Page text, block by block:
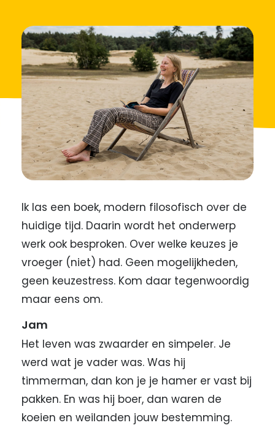
Ik las een boek, modern filosofisch over de
huidige tijd. Daarin wordt het onderwerp
werk ook besproken. Over welke keuzes je
vroeger (niet) had. Geen mogelijkheden,
geen keuzestress. Kom daar tegenwoordig
maar eens om.
Jam
Het leven was zwaarder en simpeler. Je
werd wat je vader was. Was hij
timmerman, dan kon je je hamer er vast bij
pakken. En was hij boer, dan waren de
koeien en weilanden jouw bestemming.